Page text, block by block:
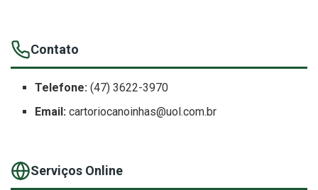
Contato
Telefone: (47) 3622-3970
Email: cartoriocanoinhas@uol.com.br
Serviços Online